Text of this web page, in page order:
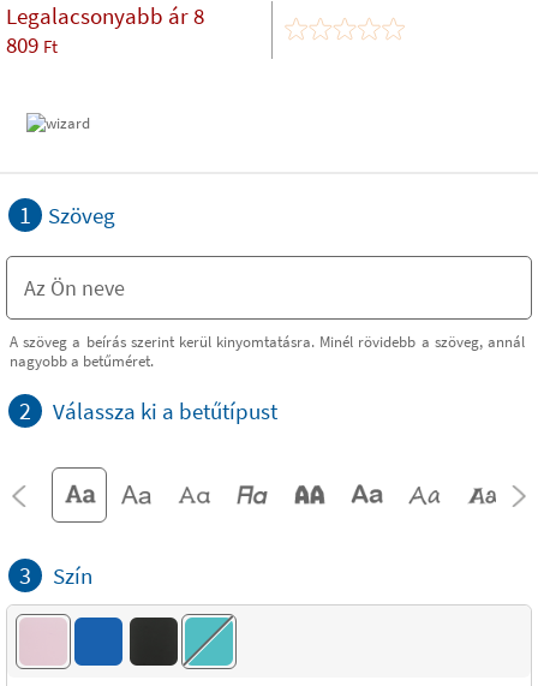
Legalacsonyabb ár8
809 Ft
1 Szöveg
A szöveg a beírás szerint kerül kinyomtatásra. Minél rövidebb a szöveg, annál
nagyobb a betűméret.
2 Válassza ki a betűtípust
3 Szín